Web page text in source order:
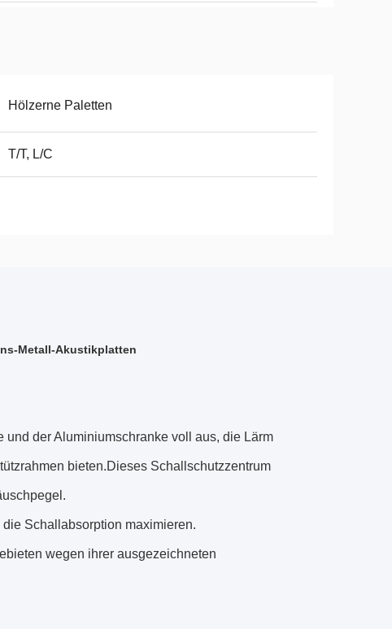
Hölzerne Paletten
T/T, L/C
Metall-Akustikplatten
der Aluminiumschranke voll aus, die Lärm
bieten.Dieses Schallschutzzentrum
Schallabsorption maximieren.
wegen ihrer ausgezeichneten